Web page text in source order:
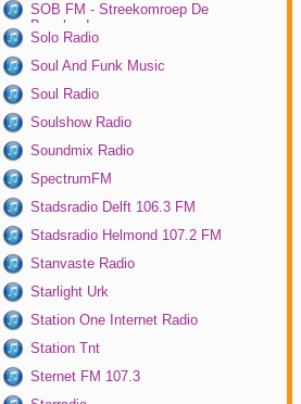
SOB FM - Streekomroep De
Bevelanden
Solo Radio
Soul And Funk Music
Soul Radio
Soulshow Radio
Soundmix Radio
SpectrumFM
Stadsradio Delft 106.3 FM
Stadsradio Helmond 107.2 FM
Stanvaste Radio
Starlight Urk
Station One Internet Radio
Station Tnt
Sternet FM 107.3